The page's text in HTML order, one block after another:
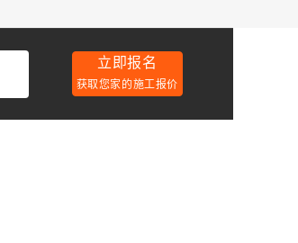
立即报名
获取您家的施工报价